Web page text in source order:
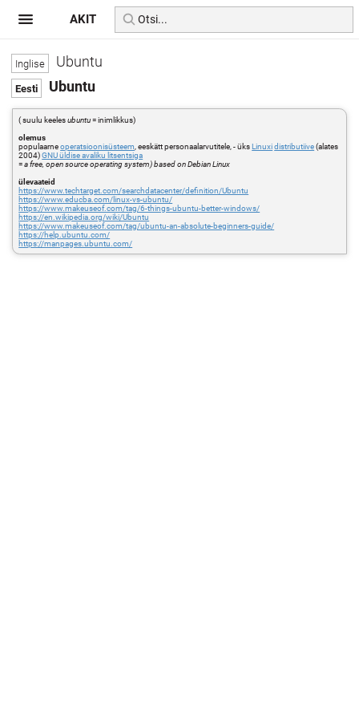
Ubuntu
Ubuntu
( suulu keelesubuntu= inimlikkus)
olemus
populaarneoperatsioonisüsteem , eeskätt personaalarvutitele, - üksLinuxidistributiive(alates
2004)GNU üldise avaliku litsentsiga
=a free, open source operating system) based on Debian Linux
ülevaateid
https://www.techtarget.com/searchdatacenter/definition/Ubuntu
https://www.educba.com/linux-vs-ubuntu/
https://www.makeuseof.com/tag/6-things-ubuntu-better-windows/
https://en.wikipedia.org/wiki/Ubuntu
https://www.makeuseof.com/tag/ubuntu-an-absolute-beginners-guide/
https://help.ubuntu.com/
https://manpages.ubuntu.com/
AKIT